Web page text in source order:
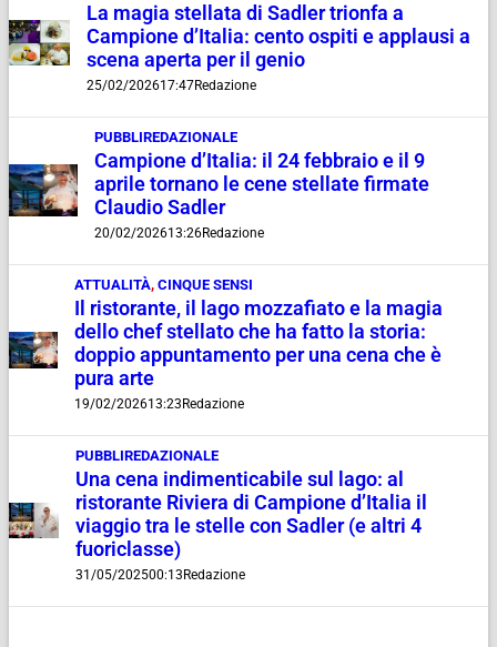
La magia stellata di Sadler trionfa a
Campione d’Italia: cento ospiti e applausi a
scena aperta per il genio
25/02/202617:47Redazione
PUBBLIREDAZIONALE
Campione d’Italia: il 24 febbraio e il 9
aprile tornano le cene stellate firmate
Claudio Sadler
20/02/202613:26Redazione
ATTUALITÀ,CINQUE SENSI
Il ristorante, il lago mozzafiato e la magia
dello chef stellato che ha fatto la storia:
doppio appuntamento per una cena che è
pura arte
19/02/202613:23Redazione
PUBBLIREDAZIONALE
Una cena indimenticabile sul lago: al
ristorante Riviera di Campione d’Italia il
viaggio tra le stelle con Sadler (e altri 4
fuoriclasse)
31/05/202500:13Redazione